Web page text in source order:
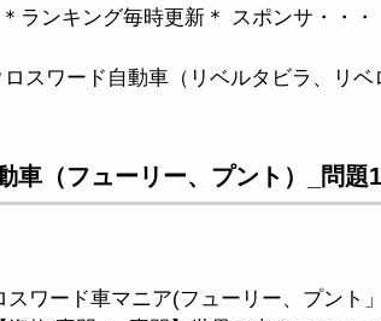
ランキング毎時更新＊ スポンサ・・・
ロスワード自動車（リベルタビラ、リ
車（フューリー、プント）_問題
スワード車マニア(フューリー、プント